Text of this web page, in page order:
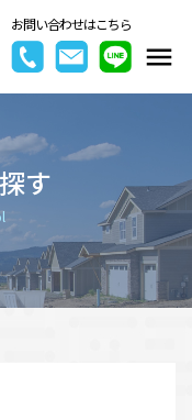
お問い合わせはこちら
す